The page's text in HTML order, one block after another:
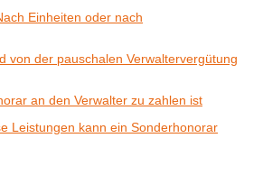
Einheiten oder nach
von der pauschalen Verwaltervergütung
an den Verwalter zu zahlen ist
Leistungen kann ein Sonderhonorar